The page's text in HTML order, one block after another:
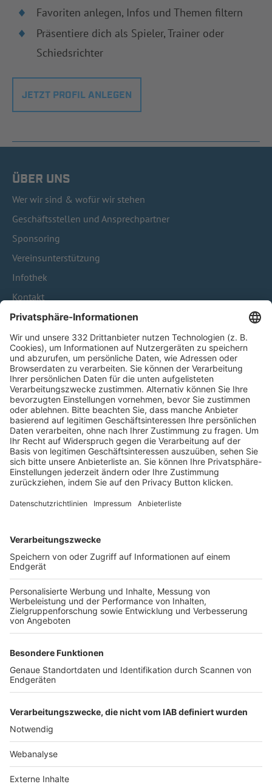
Favoriten anlegen, Infos und Themen filtern
Präsentiere dich als Spieler, Trainer oder
Schiedsrichter
JETZT PROFIL ANLEGEN
ÜBER UNS
Wer wir sind & wofür wir stehen
Geschäftsstellen und Ansprechpartner
Sponsoring
Vereinsunterstützung
Infothek
Kontakt
HÄUFIG BESUCHTE SEITEN
Pässe und Vereinswechsel
Trainerausbildung
Schulungsangebot Vereinsmitarbeiter
BFV-Geschäftsstellen
Trainerbörse
Login SpielPlus
FOLGE DEM BFV
TOP-VEREINE
TOP-PARTNER
Nutzungsbedingungen Datenschutz Impressum